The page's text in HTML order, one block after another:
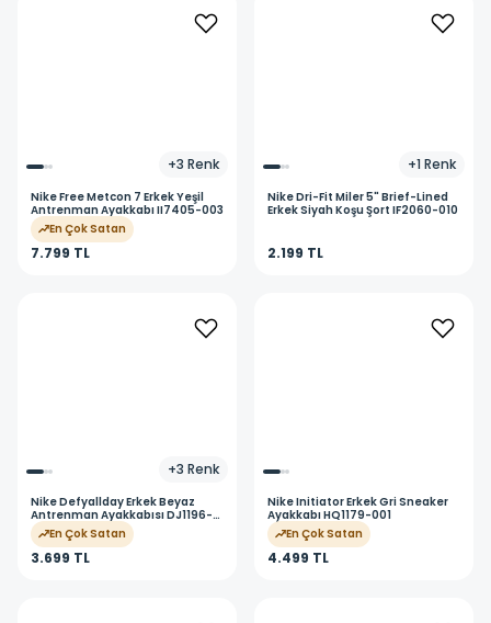
+3 Renk
NikeFree Metcon 7 Erkek Yeşil
Antrenman Ayakkabı II7405-003
En Çok Satan
7.799 TL
+1 Renk
NikeDri-Fit Miler 5" Brief-Lined
Erkek Siyah Koşu Şort IF2060-010
2.199 TL
+3 Renk
NikeDefyallday Erkek Beyaz
Antrenman Ayakkabısı DJ1196-
101En Çok Satan
3.699 TL
NikeInitiator Erkek Gri Sneaker
Ayakkabı HQ1179-001
En Çok Satan
4.499 TL